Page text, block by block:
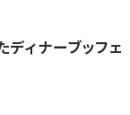
ときをお過ごし
ィナーブッフェ